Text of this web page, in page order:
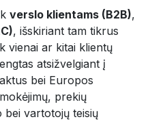
verslo klientams (B2B),
, išskiriant tam tikrus
vienai ar kitai klientų
atsižvelgiant į
bei Europos
prekių
bei vartotojų teisių